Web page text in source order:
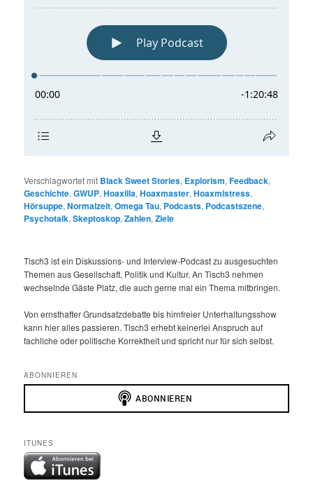
Verschlagwortet mit Black Sweet Stories, Explorism,Feedback,
Geschichte,GWUP,Hoaxilla,Hoaxmaster,Hoaxmistress,
Hörsuppe,Normalzeit,Omega Tau, Podcasts, Podcastszene,
Psychotalk,Skeptoskop,Zahlen,Ziele
Tisch3 ist ein Diskussions- und Interview-Podcast zu ausgesuchten
Themen aus Gesellschaft, Politik und Kultur. An Tisch3 nehmen
wechselnde Gäste Platz, die auch gerne mal ein Thema mitbringen.
Von ernsthafter Grundsatzdebatte bis hirnfreier Unterhaltungsshow
kann hier alles passieren. Tisch3 erhebt keinerlei Anspruch auf
fachliche oder politische Korrektheit und spricht nur für sich selbst.
ABONNIEREN
ITUNES